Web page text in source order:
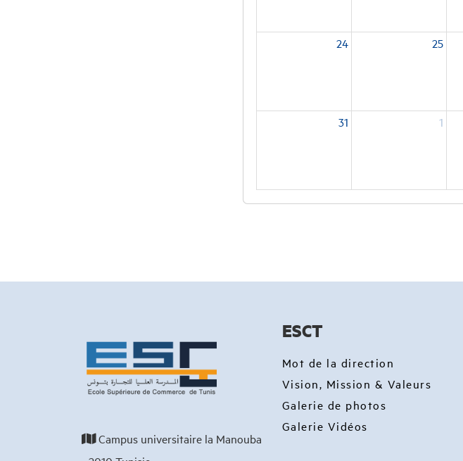
24 25
31 1
Campus universitaire la Manouba
ESCT
Mot de la direction
Vision, Mission & Valeurs
Galerie de photos
Galerie Vidéos